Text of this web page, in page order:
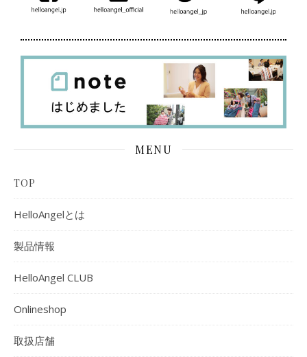
MENU
TOP
HelloAngelとは
製品情報
HelloAngel CLUB
Onlineshop
取扱店舗